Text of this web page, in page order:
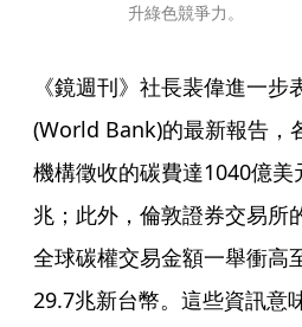
升綠色競爭力。
《鏡週刊》社長裴偉進一
(World Bank)的最新報告，
機構徵收的碳費達1040億美
兆；此外，倫敦證券交易所
全球碳權交易金額一舉衝高
29.7兆新台幣。這些資訊意